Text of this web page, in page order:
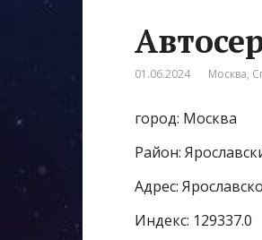
01.06.2024 Москва,
город: Москва
Район:
Адрес:
Индекс: 129337.0